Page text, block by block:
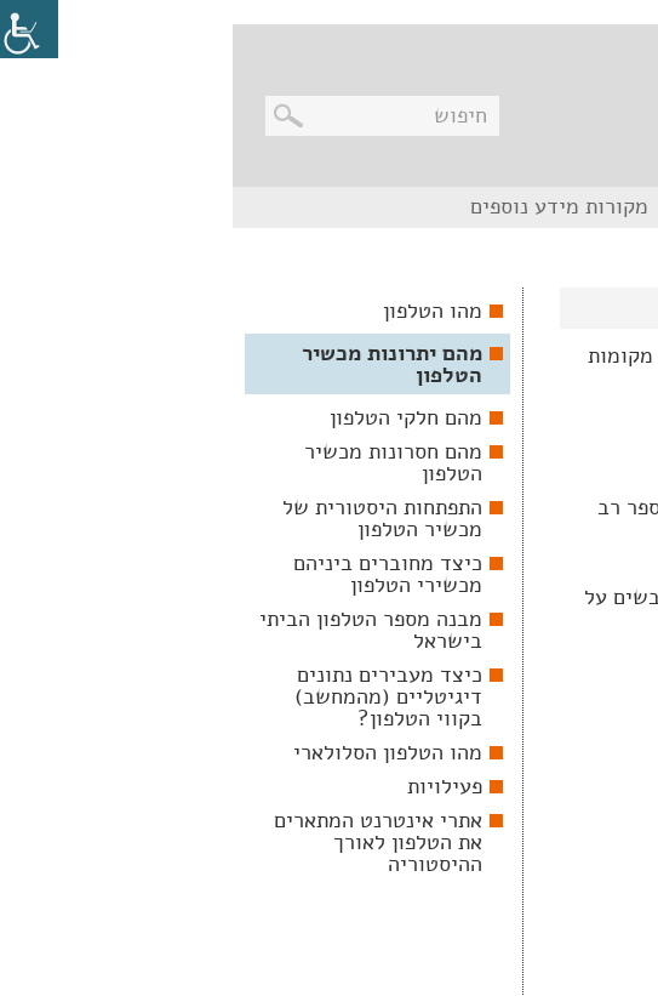
מקורות מידע נוספים
רב
על
מהו הטלפון
מהם יתרונות מכשיר
הטלפון
מהם חלקי הטלפון
מהם חסרונות מכשיר
הטלפון
התפתחות היסטורית של
מכשיר הטלפון
כיצד מחוברים ביניהם
מכשירי הטלפון
מבנה מספר הטלפון הביתי
בישראל
כיצד מעבירים נתונים
דיגיטליים (מהמחשב)
בקווי הטלפון?
מהו הטלפון הסלולארי
פעילויות
אתרי אינטרנט המתארים
את הטלפון לאורך
ההיסטוריה